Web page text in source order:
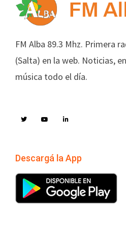
FM Alba 89.3 Mhz. Primera
(Salta) en la web. Noticias,
música todo el día.
Descargá la App